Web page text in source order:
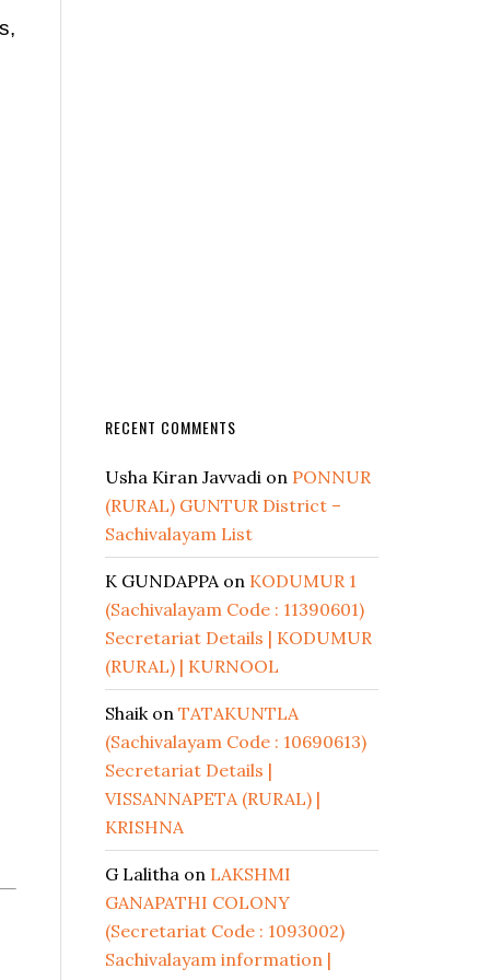
RECENT COMMENTS
Usha Kiran Javvadi on PONNUR
(RURAL) GUNTUR District –
Sachivalayam List
K GUNDAPPAon KODUMUR 1
(Sachivalayam Code : 11390601)
Secretariat Details | KODUMUR
(RURAL) | KURNOOL
Shaikon TATAKUNTLA
(Sachivalayam Code : 10690613)
Secretariat Details |
VISSANNAPETA (RURAL) |
KRISHNA
G Lalitha on LAKSHMI
GANAPATHI COLONY
(Secretariat Code : 1093002)
Sachivalayam information |